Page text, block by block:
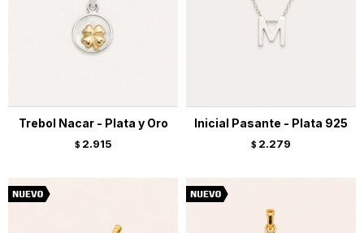
Trebol Nacar - Plata y Oro
$ 2.915
Inicial Pasante - Plata 925
$ 2.279